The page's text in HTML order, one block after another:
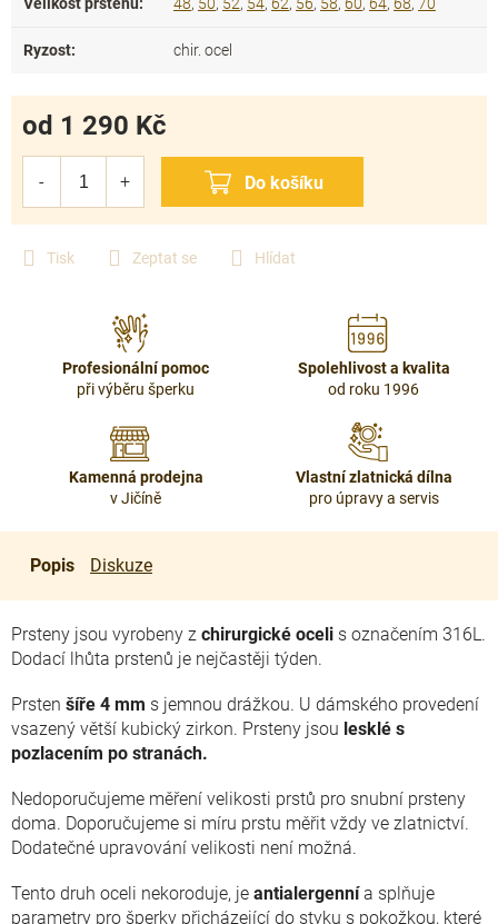
Tisk Zeptat se Hlídat
od 1 290 Kč
Ryzost: chir. ocel
Profesionální pomoc
při výběru šperku
Spolehlivost a kvalita
od roku 1996
Kamenná prodejna
v Jičíně
Vlastní zlatnická dílna
pro úpravy a servis
Popis Diskuze
Prsteny jsou vyrobeny z chirurgické oceli s označením 316L.
Dodací lhůta prstenů je nejčastěji týden.
Prsten šíře 4 mm s jemnou drážkou. U dámského provedení
vsazený větší kubický zirkon. Prsteny jsou lesklé s
pozlacením po stranách.
Nedoporučujeme měření velikosti prstů pro snubní prsteny
doma. Doporučujeme si míru prstu měřit vždy ve zlatnictví.
Dodatečné upravování velikosti není možná.
Tento druh oceli nekoroduje, je antialergennía splňuje
parametry pro šperky přicházející do styku s pokožkou, které